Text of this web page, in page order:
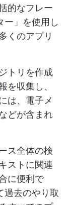
的なフレー
ー」を使用し
くのアプリ
トリを作成
を収集し、
は、電子メ
どが含まれ
ス全体の検
ストに関連
に便利で
過去のやり取